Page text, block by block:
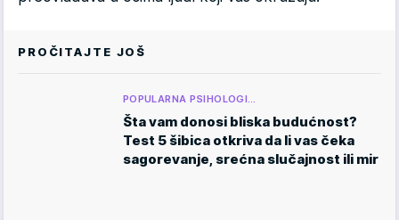
PROČITAJTE JOŠ
POPULARNA PSIHOLOGI…
Šta vam donosi bliska budućnost?
Test 5 šibica otkriva da li vas čeka
sagorevanje, srećna slučajnost ili mir